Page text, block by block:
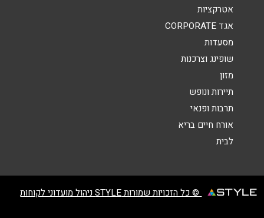
אטרקציות
אגד CORPORATE
מסעדות
שופינג וצרכנות
מזון
תיירות ונופש
תרבות ופנאי
אורח חיים בריא
לבית
© כל הזכויות שמורות STYLE ניהול מועדוני לקוחות